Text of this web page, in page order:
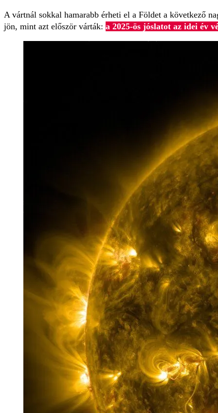
A vártnál sokkal hamarabb érheti el a Földet a következő
jön, mint azt először várták: a 2025-ös jóslatot az idei év